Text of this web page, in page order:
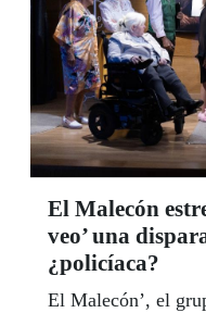
total y, desde el
ONCE en el
la persona que
Y apunta a la falta
principal mal de
GRESA
El Malecón
veo’ una
¿policíaca?
El Malecón’, el